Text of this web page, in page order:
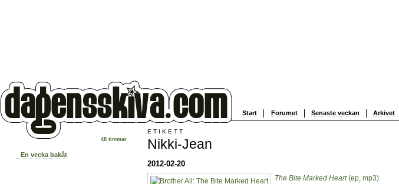
Start Forumet Senaste veckan Arkivet
48 timmar
En vecka bakåt
ETIKETT
Nikki-Jean
2012-02-20
The Bite Marked Heart(ep, mp3)